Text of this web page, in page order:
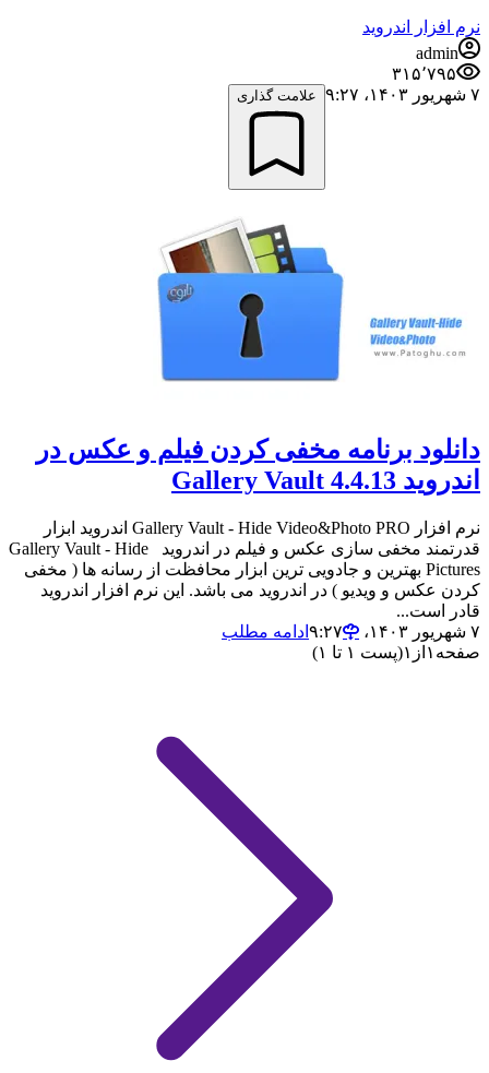
نرم افزار اندروید
admin
۳۱۵٬۷۹۵
۷ شهریور ۱۴۰۳،‏ ۹:۲۷
علامت گذاری
دانلود برنامه مخفی کردن فیلم و عکس در
اندروید Gallery Vault 4.4.13
نرم افزار Gallery Vault - Hide Video&Photo PRO اندروید ابزار
قدرتمند مخفی سازی عکس و فیلم در اندروید Gallery Vault - Hide
Pictures بهترین و جادویی ترین ابزار محافظت از رسانه ها ( مخفی
کردن عکس و ویدیو ) در اندروید می باشد. این نرم افزار اندروید
قادر است...
۷ شهریور ۱۴۰۳،‏ ۹:۲۷
ادامه مطلب
صفحه ۱ از ۱(پست ۱ تا ۱)